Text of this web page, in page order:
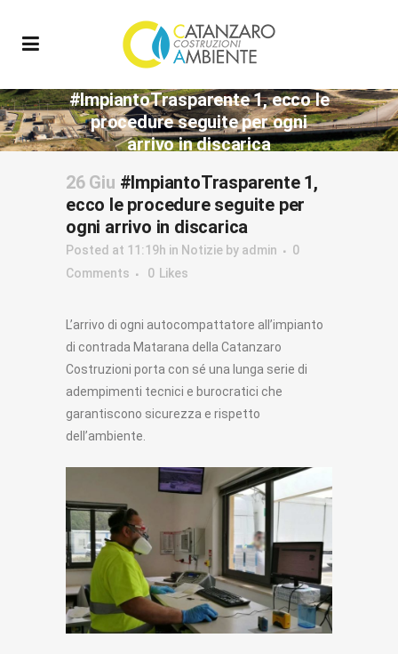
#ImpiantoTrasparente 1, ecco le
procedure seguite per ogni
arrivo in discarica
26 Giu #ImpiantoTrasparente 1,
ecco le procedure seguite per
ogni arrivo in discarica
Posted at 11:19h in Notizie by admin
0
Comments
0 Likes
L’arrivo di ogni autocompattatore all’impianto
di contrada Matarana della Catanzaro
Costruzioni porta con sé una lunga serie di
adempimenti tecnici e burocratici che
garantiscono sicurezza e rispetto
dell’ambiente.